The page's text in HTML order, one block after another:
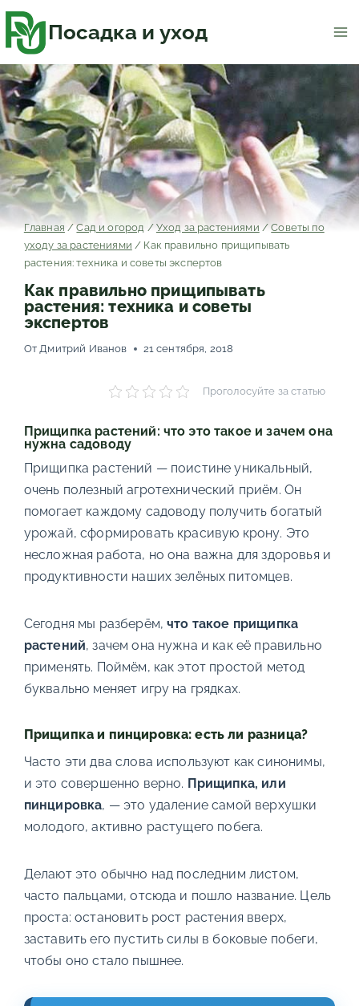
содержимомуПосадка и уход
Главная / Сад и огород / Уход за растениями / Советы по
уходу за растениями / Как правильно прищипывать
растения: техника и советы экспертов
Как правильно прищипывать
растения: техника и советы
экспертов
От Дмитрий Иванов 21 сентября, 2018
Проголосуйте за статью
Прищипка растений: что это такое и зачем она
нужна садоводу
Прищипка растений — поистине уникальный,
очень полезный агротехнический приём. Он
помогает каждому садоводу получить богатый
урожай, сформировать красивую крону. Это
несложная работа, но она важна для здоровья и
продуктивности наших зелёных питомцев.
Сегодня мы разберём,что такое прищипка
растений, зачем она нужна и как её правильно
применять. Поймём, как этот простой метод
буквально меняет игру на грядках.
Прищипка и пинцировка: есть ли разница?
Часто эти два слова используют как синонимы,
и это совершенно верно. Прищипка, или
пинцировка, — это удаление самой верхушки
молодого, активно растущего побега.
Делают это обычно над последним листом,
часто пальцами, отсюда и пошло название. Цель
проста: остановить рост растения вверх,
заставить его пустить силы в боковые побеги,
чтобы оно стало пышнее.